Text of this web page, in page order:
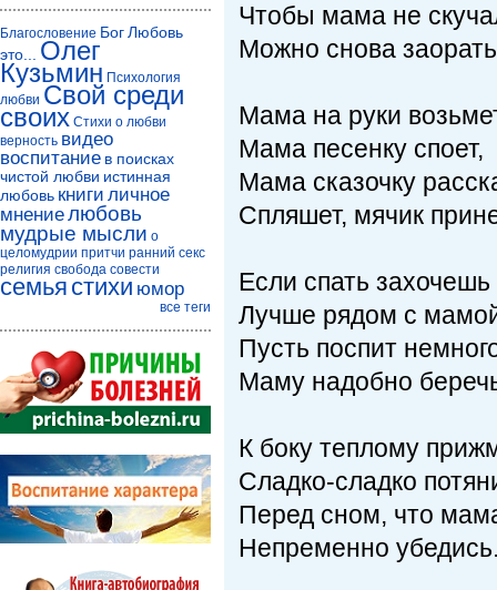
Чтобы мама не
Можно снова
Мама на руки
Мама песенку споет,
Мама сказочку
Спляшет, мячик
Если спать
Лучше рядом с
Пусть поспит
Маму надобно
К боку теплому
Сладко-сладко
Перед сном, что
Непременно
Благословение БогЛюбовь
это...
Олег
Кузьмин Психология
любви Свой среди
своих Стихи о любви
верность видео
воспитание в поисках
чистой любви истинная
любовь книги личное
мнениелюбовь
мудрые мысли о
целомудрии притчи ранний секс
религия свобода совести
семья стихи юмор
все теги